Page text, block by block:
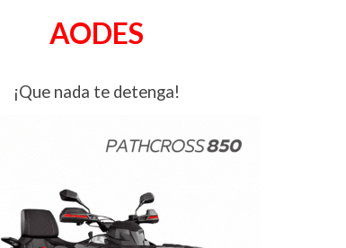
AODES
¡Que nada te detenga!